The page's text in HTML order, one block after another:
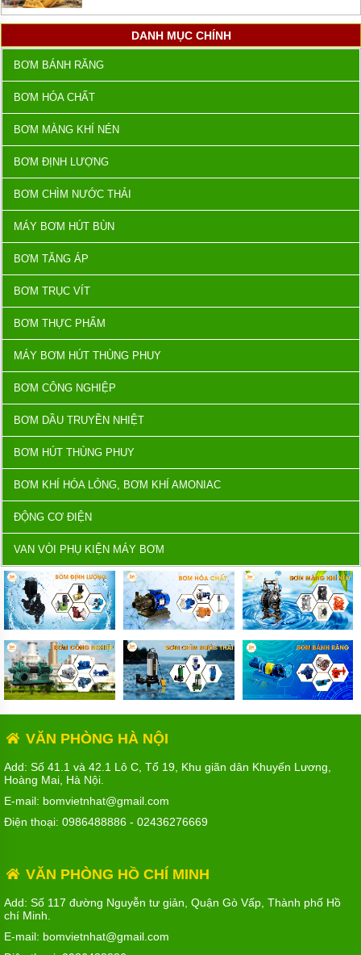
DANH MỤC CHÍNH
BƠM BÁNH RĂNG
BƠM HÓA CHẤT
BƠM MÀNG KHÍ NÉN
BƠM ĐỊNH LƯỢNG
BƠM CHÌM NƯỚC THẢI
MÁY BƠM HÚT BÙN
BƠM TĂNG ÁP
BƠM TRỤC VÍT
BƠM THỰC PHẨM
MÁY BƠM HÚT THÙNG PHUY
BƠM CÔNG NGHIỆP
BƠM DẦU TRUYỀN NHIỆT
BƠM HÚT THÙNG PHUY
BƠM KHÍ HÓA LỎNG, BƠM KHÍ AMONIAC
ĐỘNG CƠ ĐIỆN
VAN VÒI PHỤ KIỆN MÁY BƠM
VĂN PHÒNG HÀ NỘI
Add: Số 41.1 và 42.1 Lô C, Tổ 19, Khu giãn dân Khuyến Lương,
Hoàng Mai, Hà Nội.
E-mail: bomvietnhat@gmail.com
Điện thoại: 0986488886 - 02436276669
VĂN PHÒNG HỒ CHÍ MINH
Add: Số 117 đường Nguyễn tư giản, Quận Gò Vấp, Thành phố Hồ
chí Minh.
E-mail: bomvietnhat@gmail.com